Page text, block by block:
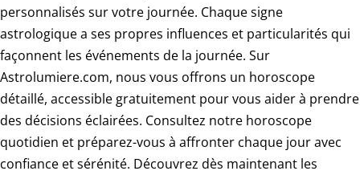
personnalisés sur votre journée. Chaque signe
astrologique a ses propres influences et particularités qui
façonnent les événements de la journée. Sur
Astrolumiere.com, nous vous offrons un horoscope
détaillé, accessible gratuitement pour vous aider à prendre
des décisions éclairées. Consultez notre horoscope
quotidien et préparez-vous à affronter chaque jour avec
confiance et sérénité. Découvrez dès maintenant les